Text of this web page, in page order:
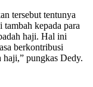
tersebut tentunya
kepada para
haji. Hal ini
berkontribusi
haji,” pungkas Dedy.